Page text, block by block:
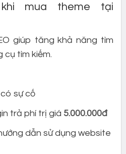
mua theme tại
giúp tăng khả năng tìm
cụ tìm kiếm.
sự cố
trả phí trị giá 5.000.000đ
dẫn sử dụng website